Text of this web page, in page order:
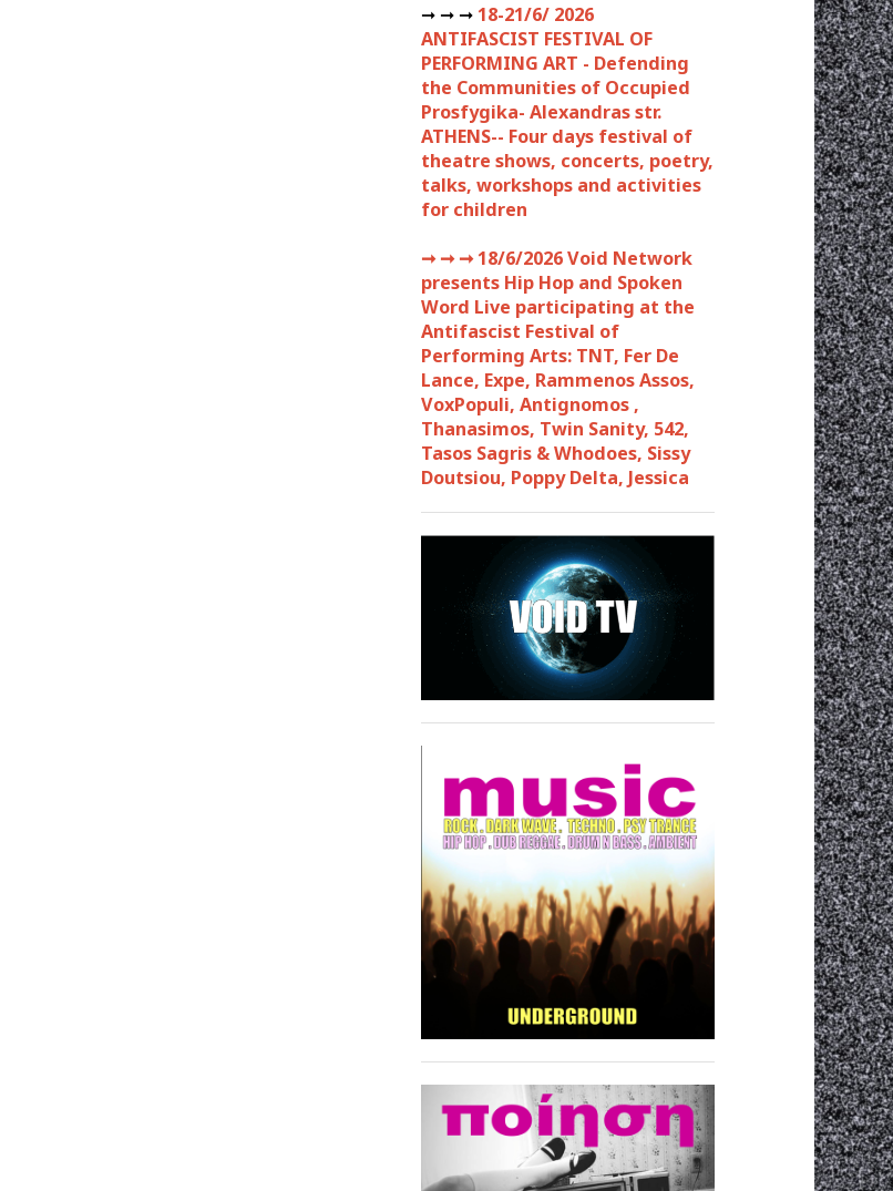
➞ ➞ ➞ 18-21/6/ 2026
ANTIFASCIST FESTIVAL OF
PERFORMING ART - Defending
the Communities of Occupied
Prosfygika- Alexandras str.
ATHENS-- Four days festival of
theatre shows, concerts, poetry,
talks, workshops and activities
for children
➞ ➞ ➞18/6/2026 Void Network
presents Hip Hop and Spoken
Word Live participating at the
Antifascist Festival of
Performing Arts: TNT, Fer De
Lance, Expe, Rammenos Assos,
VoxPopuli, Antignomos ,
Thanasimos, Twin Sanity, 542,
Tasos Sagris & Whodoes, Sissy
Doutsiou, Poppy Delta, Jessica